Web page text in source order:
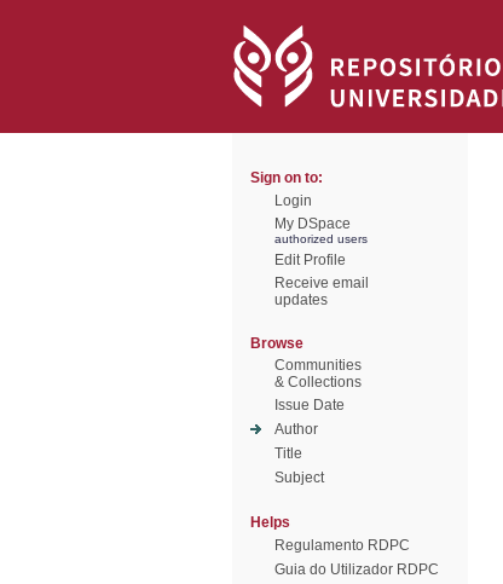
Sign on to:
Login
My DSpace
authorized users
Edit Profile
Receive email
updates
Browse
Communities
& Collections
Issue Date
Author
Title
Subject
Helps
Regulamento RDPC
Guia do Utilizador RDPC